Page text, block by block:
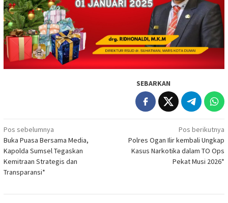
SEBARKAN
Navigasi
pos
Pos sebelumnya
Buka Puasa Bersama Media,
Kapolda Sumsel Tegaskan
Kemitraan Strategis dan
Transparansi*
Pos berikutnya
Polres Ogan Ilir kembali Ungkap
Kasus Narkotika dalam TO Ops
Pekat Musi 2026*